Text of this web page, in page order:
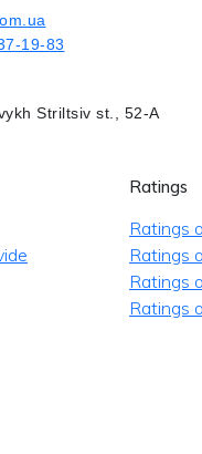
19-83
Striltsiv st., 52-A
Ratings
Ratings
Ratings
Ratings
Ratings